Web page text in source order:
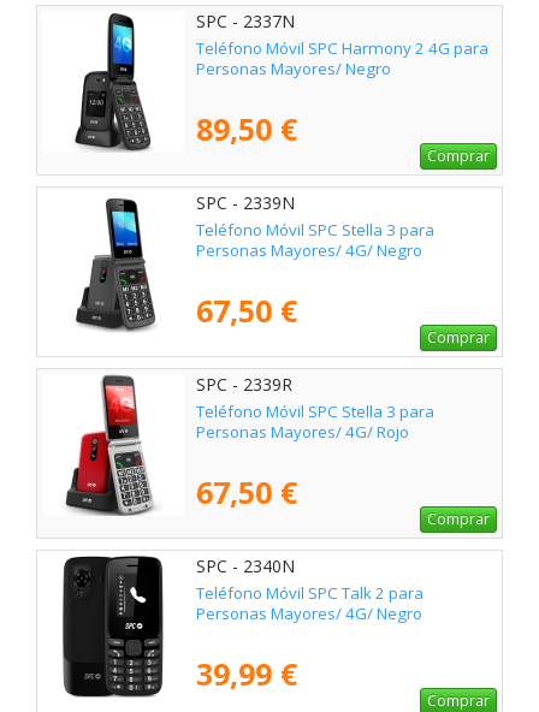
SPC - 2337N
Teléfono Móvil SPC Harmony 2 4G para
Personas Mayores/ Negro
89,50 €
Comprar
SPC - 2339N
Teléfono Móvil SPC Stella 3 para
Personas Mayores/ 4G/ Negro
67,50 €
Comprar
SPC - 2339R
Teléfono Móvil SPC Stella 3 para
Personas Mayores/ 4G/ Rojo
67,50 €
Comprar
SPC - 2340N
Teléfono Móvil SPC Talk 2 para
Personas Mayores/ 4G/ Negro
39,99 €
Comprar